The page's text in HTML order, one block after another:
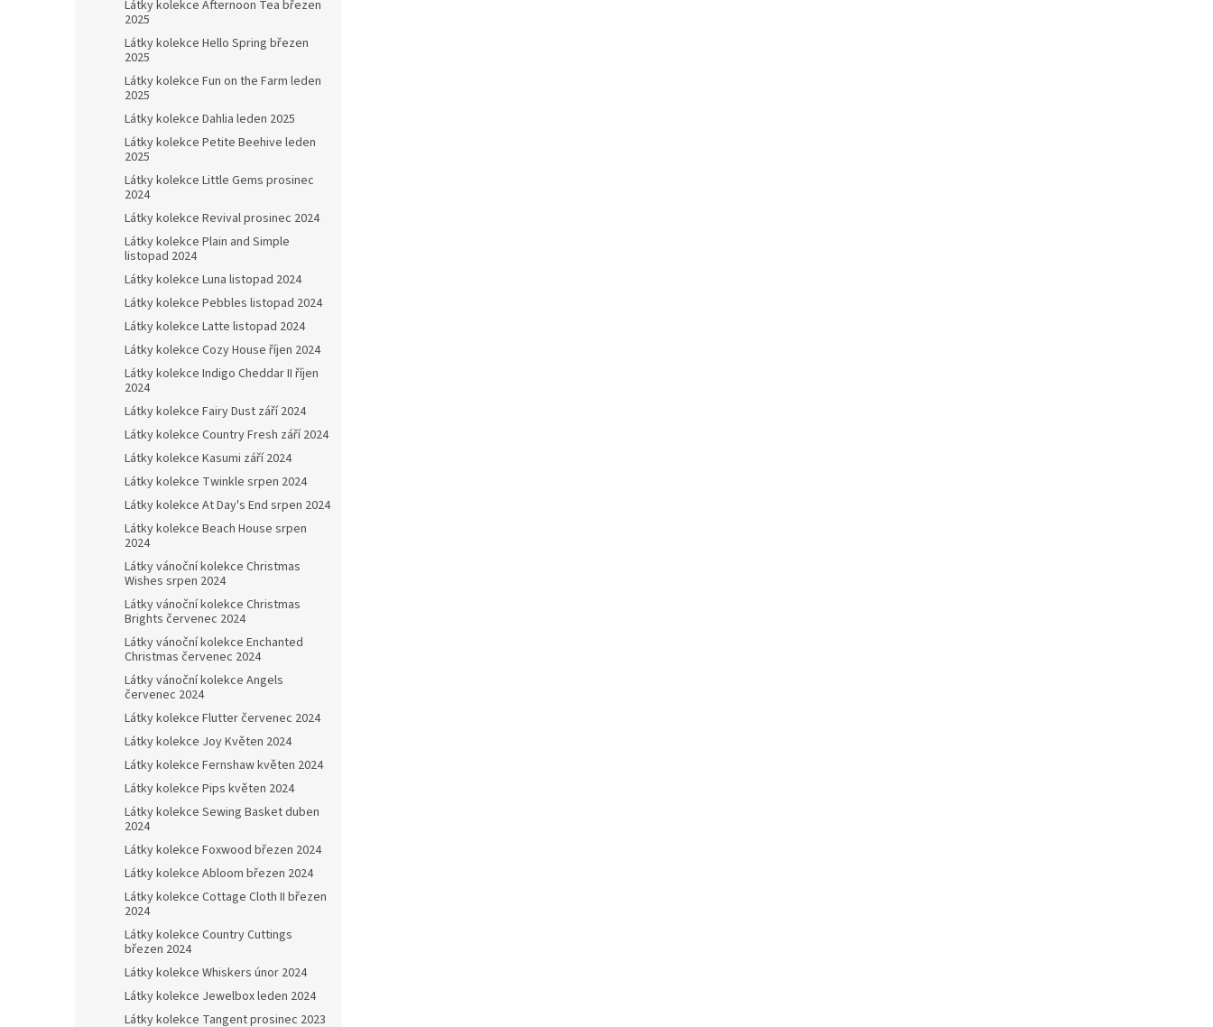
Látky kolekce Afternoon Tea březen
2025
Látky kolekce Hello Spring březen
2025
Látky kolekce Fun on the Farm leden
2025
Látky kolekce Dahlia leden 2025
Látky kolekce Petite Beehive leden
2025
Látky kolekce Little Gems prosinec
2024
Látky kolekce Revival prosinec 2024
Látky kolekce Plain and Simple
listopad 2024
Látky kolekce Luna listopad 2024
Látky kolekce Pebbles listopad 2024
Látky kolekce Latte listopad 2024
Látky kolekce Cozy House říjen 2024
Látky kolekce Indigo Cheddar II říjen
2024
Látky kolekce Fairy Dust září 2024
Látky kolekce Country Fresh září 2024
Látky kolekce Kasumi září 2024
Látky kolekce Twinkle srpen 2024
Látky kolekce At Day's End srpen 2024
Látky kolekce Beach House srpen
2024
Látky vánoční kolekce Christmas
Wishes srpen 2024
Látky vánoční kolekce Christmas
Brights červenec 2024
Látky vánoční kolekce Enchanted
Christmas červenec 2024
Látky vánoční kolekce Angels
červenec 2024
Látky kolekce Flutter červenec 2024
Látky kolekce Joy Květen 2024
Látky kolekce Fernshaw květen 2024
Látky kolekce Pips květen 2024
Látky kolekce Sewing Basket duben
2024
Látky kolekce Foxwood březen 2024
Látky kolekce Abloom březen 2024
Látky kolekce Cottage Cloth II březen
2024
Látky kolekce Country Cuttings
březen 2024
Látky kolekce Whiskers únor 2024
Látky kolekce Jewelbox leden 2024
Látky kolekce Tangent prosinec 2023